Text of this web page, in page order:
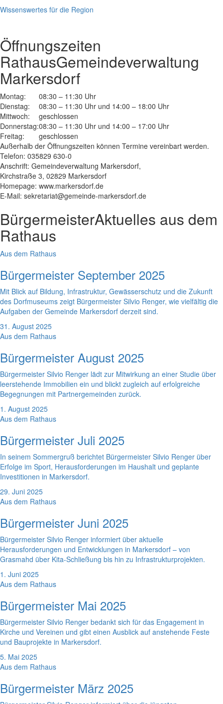
Wissenswertes für die Region
Öffnungszeiten
RathausGemeindeverwaltung
Markersdorf
Montag:
08:30 – 11:30 Uhr
Dienstag:
08:30 – 11:30 Uhr und 14:00 – 18:00 Uhr
Mittwoch:
geschlossen
Donnerstag:08:30 – 11:30 Uhr und 14:00 – 17:00 Uhr
Freitag:
geschlossen
Außerhalb der Öffnungszeiten können Termine vereinbart werden.
Telefon: 035829 630-0
Anschrift: Gemeindeverwaltung Markersdorf,
Kirchstraße 3, 02829 Markersdorf
Homepage: www.markersdorf.de
E-Mail: sekretariat@gemeinde-markersdorf.de
BürgermeisterAktuelles aus dem
Rathaus
Aus dem Rathaus
Bürgermeister September 2025
Mit Blick auf Bildung, Infrastruktur, Gewässerschutz und die Zukunft
des Dorfmuseums zeigt Bürgermeister Silvio Renger, wie vielfältig die
Aufgaben der Gemeinde Markersdorf derzeit sind.
31. August 2025
Aus dem Rathaus
Bürgermeister August 2025
Bürgermeister Silvio Renger lädt zur Mitwirkung an einer Studie über
leerstehende Immobilien ein und blickt zugleich auf erfolgreiche
Begegnungen mit Partnergemeinden zurück.
1. August 2025
Aus dem Rathaus
Bürgermeister Juli 2025
In seinem Sommergruß berichtet Bürgermeister Silvio Renger über
Erfolge im Sport, Herausforderungen im Haushalt und geplante
Investitionen in Markersdorf.
29. Juni 2025
Aus dem Rathaus
Bürgermeister Juni 2025
Bürgermeister Silvio Renger informiert über aktuelle
Herausforderungen und Entwicklungen in Markersdorf – von
Grasmahd über Kita-Schließung bis hin zu Infrastrukturprojekten.
1. Juni 2025
Aus dem Rathaus
Bürgermeister Mai 2025
Bürgermeister Silvio Renger bedankt sich für das Engagement in
Kirche und Vereinen und gibt einen Ausblick auf anstehende Feste
und Bauprojekte in Markersdorf.
5. Mai 2025
Aus dem Rathaus
Bürgermeister März 2025